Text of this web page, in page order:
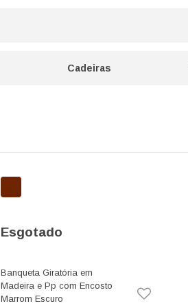
Cadeiras
Esgotado
Banqueta Giratória em
Madeira e Pp com Encosto
Marrom Escuro